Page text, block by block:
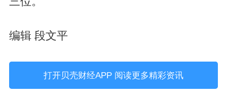
编辑 段文平
打开贝壳财经APP 阅读更多精彩资讯